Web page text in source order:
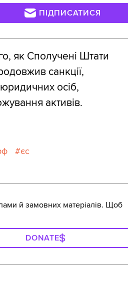
ПІДПИСАТИСЯ
як Сполучені Штати
санкції,
осіб,
активів.
єс
й замовних матеріалів. Щоб
DONATE